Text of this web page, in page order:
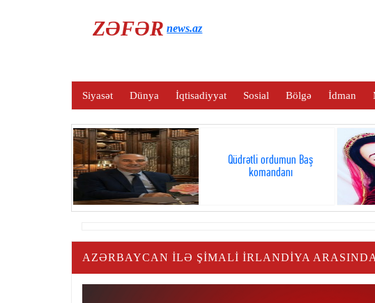
ZƏFƏRnews.az
Siyasət Dünya İqtisadiyyat Sosial Bölgə İdman
Qüdrətli ordumun Baş
komandanı
AZƏRBAYCAN ILƏ ŞIMALI İRLANDIYA